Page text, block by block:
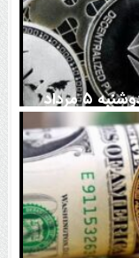
قیمت تتر، بیت‌کوین و اتریوم امروز دوشنبه ۵ مرداد
همه‌چیز تغییر